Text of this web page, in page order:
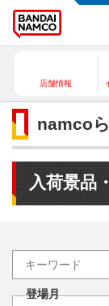
店舗情報
namco
入荷景品
登場月